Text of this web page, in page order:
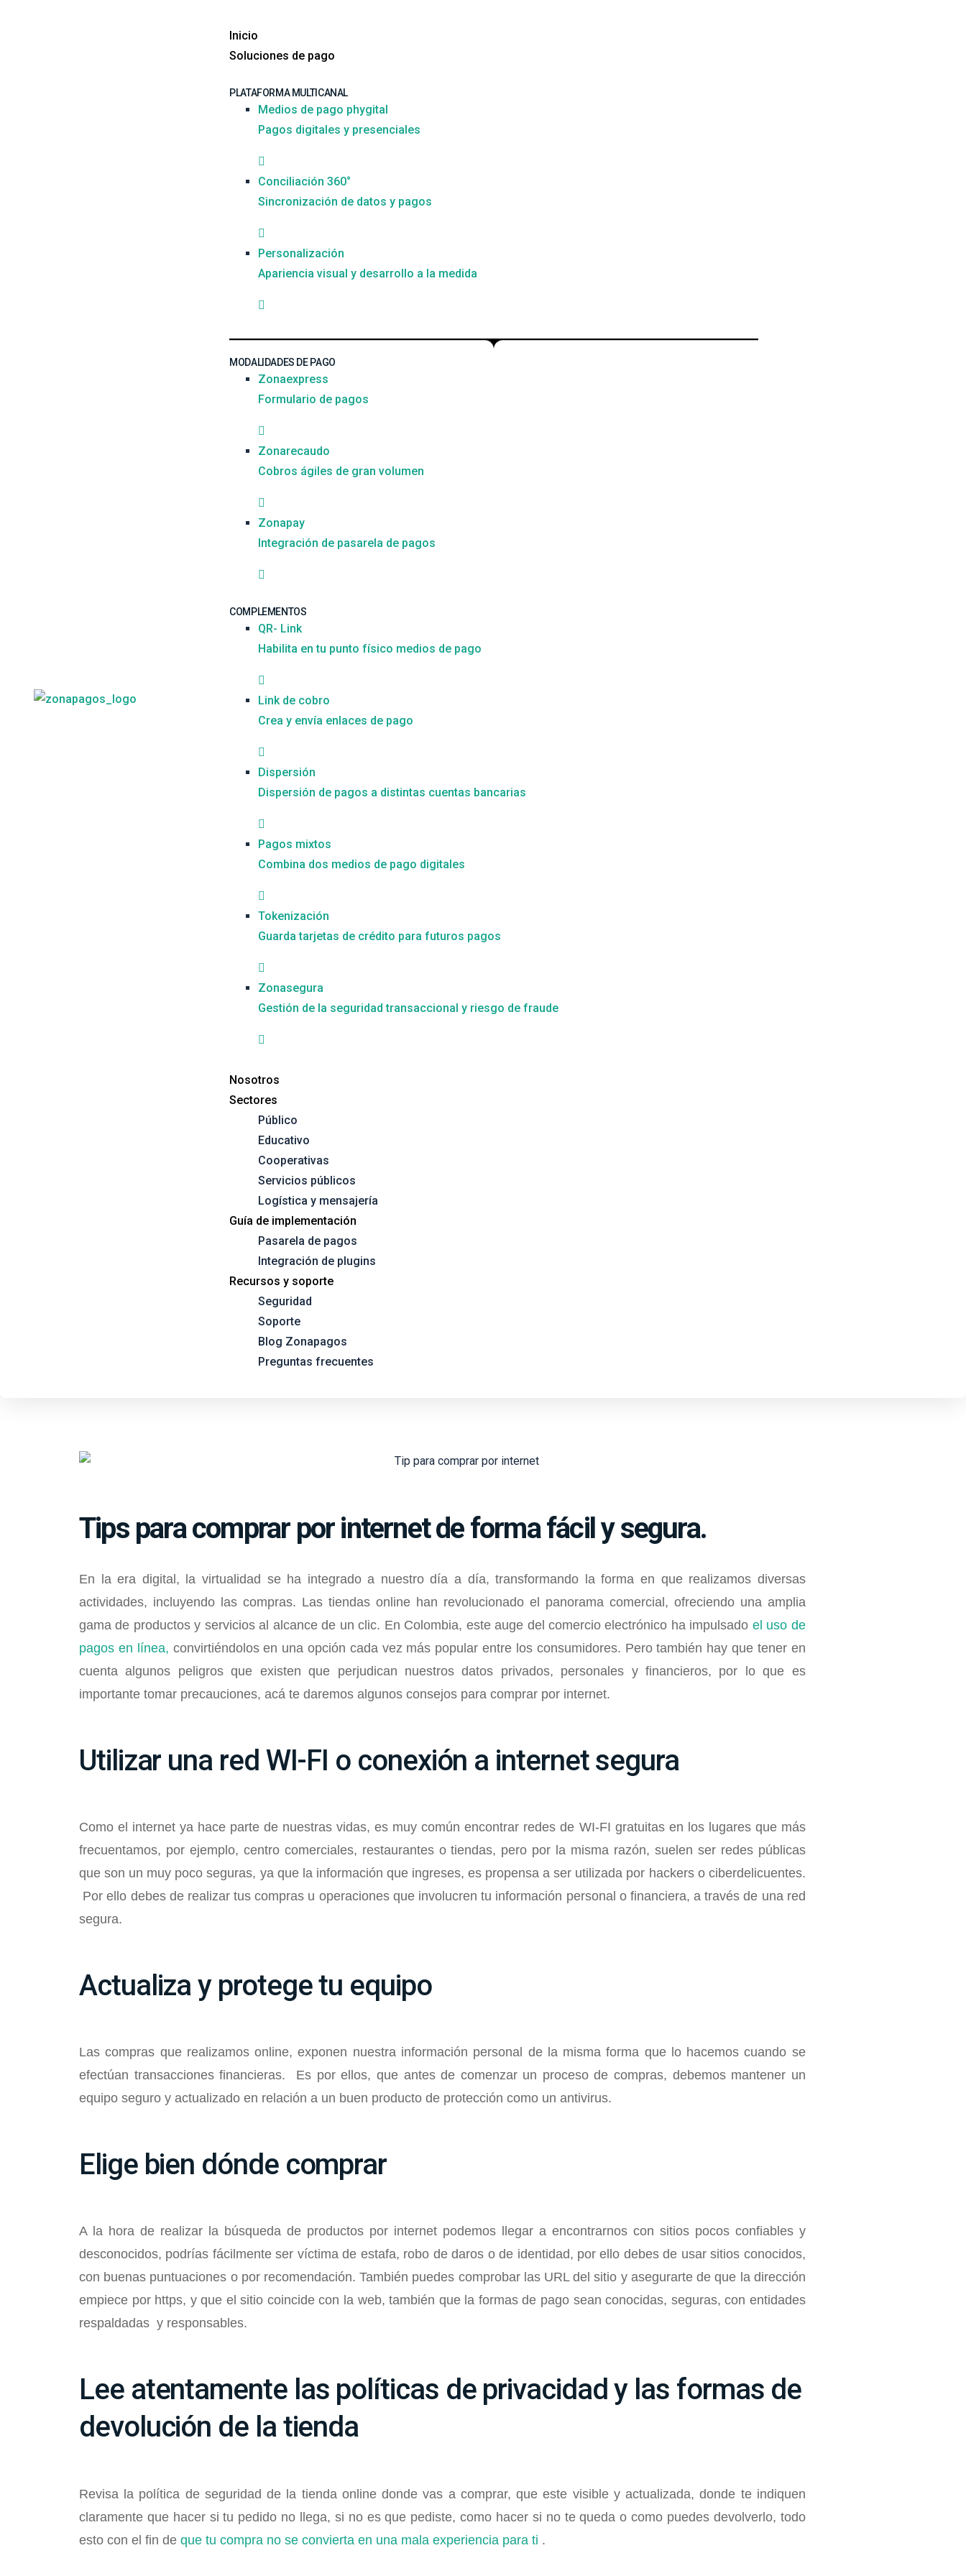
Inicio
Soluciones de pago
PLATAFORMA MULTICANAL
Medios de pago phygital
Pagos digitales y presenciales
Conciliación 360°
Sincronización de datos y pagos
Personalización
Apariencia visual y desarrollo a la medida
MODALIDADES DE PAGO
Zonaexpress
Formulario de pagos
Zonarecaudo
Cobros ágiles de gran volumen
Zonapay
Integración de pasarela de pagos
COMPLEMENTOS
QR- Link
Habilita en tu punto físico medios de pago
Link de cobro
Crea y envía enlaces de pago
Dispersión
Dispersión de pagos a distintas cuentas bancarias
Pagos mixtos
Combina dos medios de pago digitales
Tokenización
Guarda tarjetas de crédito para futuros pagos
Zonasegura
Gestión de la seguridad transaccional y riesgo de fraude
Nosotros
Sectores
Público
Educativo
Cooperativas
Servicios públicos
Logística y mensajería
Guía de implementación
Pasarela de pagos
Integración de plugins
Recursos y soporte
Seguridad
Soporte
Blog Zonapagos
Preguntas frecuentes
Tips para comprar por internet de forma fácil y segura.
En la era digital, la virtualidad se ha integrado a nuestro día a día, transformando la forma en que realizamos diversas
actividades, incluyendo las compras. Las tiendas online han revolucionado el panorama comercial, ofreciendo una amplia
gama de productos y servicios al alcance de un clic. En Colombia, este auge del comercio electrónico ha impulsado el uso de
pagos en línea, convirtiéndolos en una opción cada vez más popular entre los consumidores. Pero también hay que tener en
cuenta algunos peligros que existen que perjudican nuestros datos privados, personales y financieros, por lo que es
importante tomar precauciones, acá te daremos algunos consejos para comprar por internet.
Utilizar una red WI-FI o conexión a internet segura
Como el internet ya hace parte de nuestras vidas, es muy común encontrar redes de WI-FI gratuitas en los lugares que más
frecuentamos, por ejemplo, centro comerciales, restaurantes o tiendas, pero por la misma razón, suelen ser redes públicas
que son un muy poco seguras, ya que la información que ingreses, es propensa a ser utilizada por hackers o ciberdelicuentes.
Por ello debes de realizar tus compras u operaciones que involucren tu información personal o financiera, a través de una red
segura.
Actualiza y protege tu equipo
Las compras que realizamos online, exponen nuestra información personal de la misma forma que lo hacemos cuando se
efectúan transacciones financieras. Es por ellos, que antes de comenzar un proceso de compras, debemos mantener un
equipo seguro y actualizado en relación a un buen producto de protección como un antivirus.
Elige bien dónde comprar
A la hora de realizar la búsqueda de productos por internet podemos llegar a encontrarnos con sitios pocos confiables y
desconocidos, podrías fácilmente ser víctima de estafa, robo de daros o de identidad, por ello debes de usar sitios conocidos,
con buenas puntuaciones o por recomendación. También puedes comprobar las URL del sitio y asegurarte de que la dirección
empiece por https, y que el sitio coincide con la web, también que la formas de pago sean conocidas, seguras, con entidades
respaldadas y responsables.
Lee atentamente las políticas de privacidad y las formas de
devolución de la tienda
Revisa la política de seguridad de la tienda online donde vas a comprar, que este visible y actualizada, donde te indiquen
claramente que hacer si tu pedido no llega, si no es que pediste, como hacer si no te queda o como puedes devolverlo, todo
esto con el fin de que tu compra no se convierta en una mala experiencia para ti .